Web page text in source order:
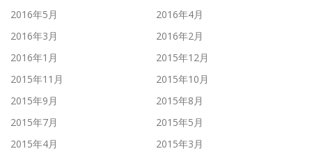
2016年5月
2016年4月
2016年3月
2016年2月
2016年1月
2015年12月
2015年11月
2015年10月
2015年9月
2015年8月
2015年7月
2015年5月
2015年4月
2015年3月